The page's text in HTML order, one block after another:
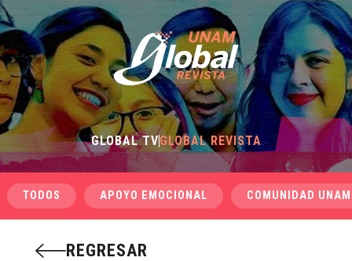
GLOBAL TVGLOBAL REVISTA
TODOS APOYO EMOCIONAL COMUNIDAD UNAM
REGRESAR